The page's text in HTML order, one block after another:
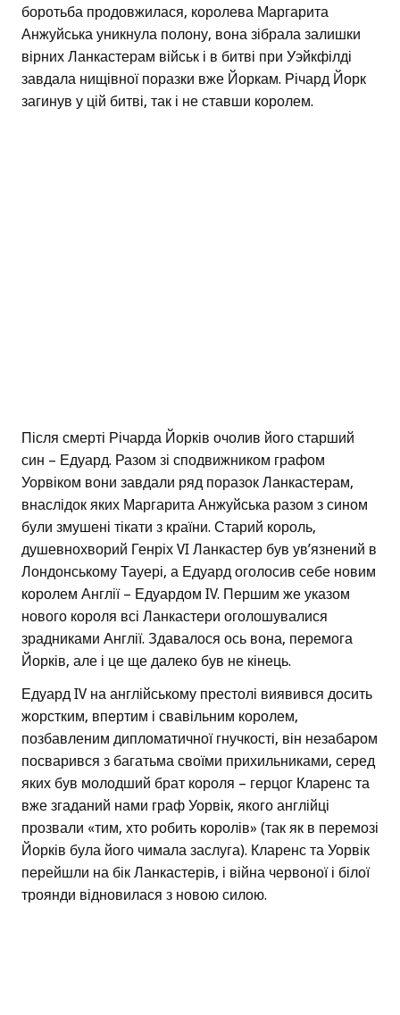
боротьба продовжилася, королева Маргарита
Анжуйська уникнула полону, вона зібрала залишки
вірних Ланкастерам військ і в битві при Уэйкфілді
завдала нищівної поразки вже Йоркам. Річард Йорк
загинув у цій битві, так і не ставши королем.
Після смерті Річарда Йорків очолив його старший
син – Едуард. Разом зі сподвижником графом
Уорвіком вони завдали ряд поразок Ланкастерам,
внаслідок яких Маргарита Анжуйська разом з сином
були змушені тікати з країни. Старий король,
душевнохворий Генріх VI Ланкастер був ув’язнений в
Лондонському Тауері, а Едуард оголосив себе новим
королем Англії – Едуардом IV. Першим же указом
нового короля всі Ланкастери оголошувалися
зрадниками Англії. Здавалося ось вона, перемога
Йорків, але і це ще далеко був не кінець.
Едуард IV на англійському престолі виявився досить
жорстким, впертим і свавільним королем,
позбавленим дипломатичної гнучкості, він незабаром
посварився з багатьма своїми прихильниками, серед
яких був молодший брат короля – герцог Кларенс та
вже згаданий нами граф Уорвік, якого англійці
прозвали «тим, хто робить королів» (так як в перемозі
Йорків була його чимала заслуга). Кларенс та Уорвік
перейшли на бік Ланкастерів, і війна червоної і білої
троянди відновилася з новою силою.